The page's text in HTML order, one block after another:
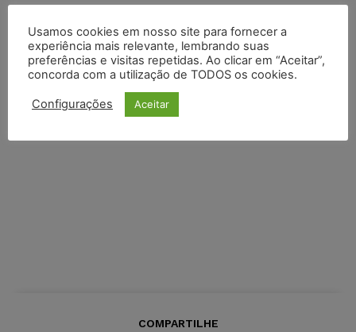
COMPARTILHE
Usamos cookies em nosso site para fornecer a
experiência mais relevante, lembrando suas
preferências e visitas repetidas. Ao clicar em “Aceitar”,
concorda com a utilização de TODOS os cookies.
Configurações Aceitar